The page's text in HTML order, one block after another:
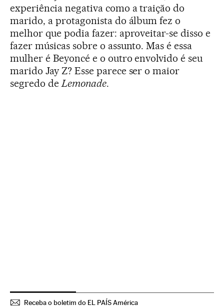
experiência negativa como a traição do
marido, a protagonista do álbum fez o
melhor que podia fazer: aproveitar-se disso e
fazer músicas sobre o assunto. Mas é essa
mulher é Beyoncé e o outro envolvido é seu
marido Jay Z? Esse parece ser o maior
segredo de Lemonade.
Receba o boletim do EL PAÍS América